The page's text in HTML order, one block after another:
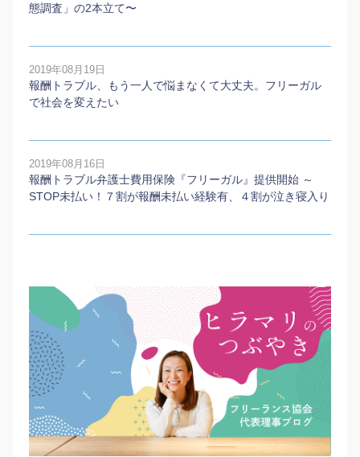
態調査」の2本⽴て〜
2019年08月19日
報酬トラブル、もう一人で悩まなくて大丈夫。フリーガル
で社会を変えたい
2019年08月16日
報酬トラブル弁護士費用保険『フリーガル』提供開始 ～
STOP未払い！７割が報酬未払い経験有、４割が泣き寝入り